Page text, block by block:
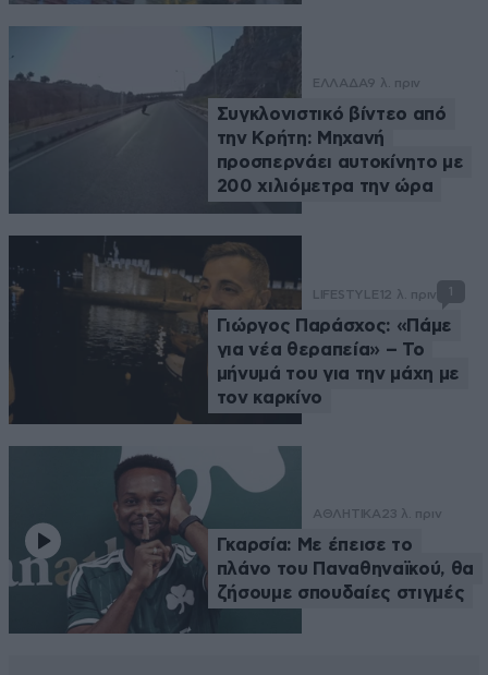
ΕΛΛΑΔΑ9 λ. πριν
Συγκλονιστικό βίντεο από
την Κρήτη: Μηχανή
προσπερνάει αυτοκίνητο με
200 χιλιόμετρα την ώρα
LIFESTYLE 12 λ. πριν 1
Γιώργος Παράσχος: «Πάμε
για νέα θεραπεία» – Το
μήνυμά του για την μάχη με
τον καρκίνο
ΑΘΛΗΤΙΚΑ23 λ. πριν
Γκαρσία: Με έπεισε το
πλάνο του Παναθηναϊκού, θα
ζήσουμε σπουδαίες στιγμές